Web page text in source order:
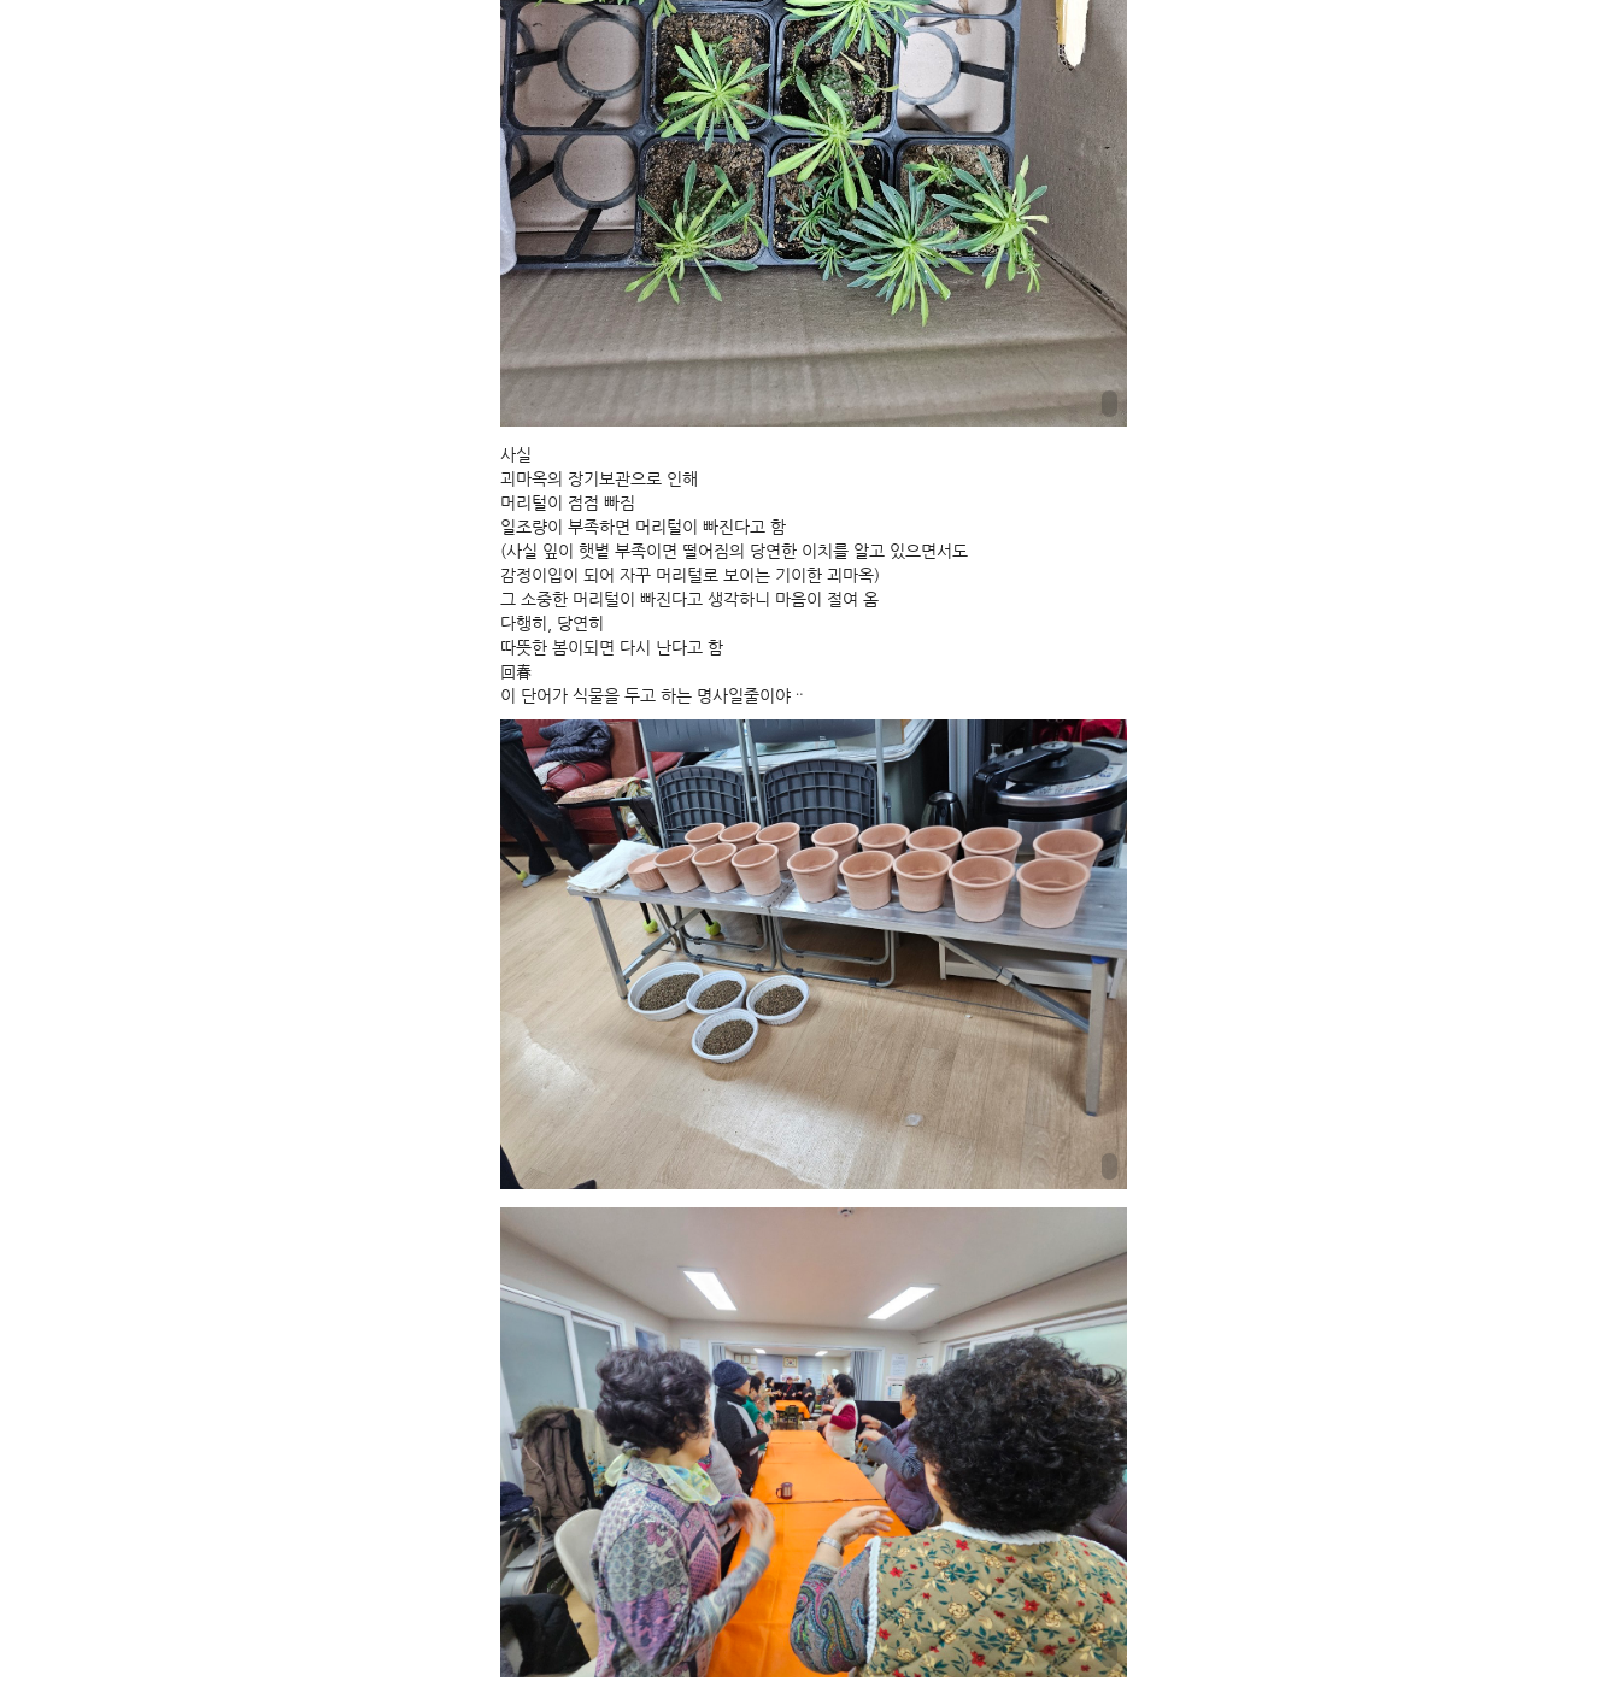
사실
괴마옥의 장기보관으로 인해
머리털이 점점 빠짐
일조량이 부족하면 머리털이 빠진다고 함
(사실 잎이 햇볕 부족이면 떨어짐의 당연한 이치를 알고 있으면서도
감정이입이 되어 자꾸 머리털로 보이는 기이한 괴마옥)
그 소중한 머리털이 빠진다고 생각하니 마음이 절여 옴
다행히, 당연히
따뜻한 봄이되면 다시 난다고 함
回春
이 단어가 식물을 두고 하는 명사일줄이야ᆢ